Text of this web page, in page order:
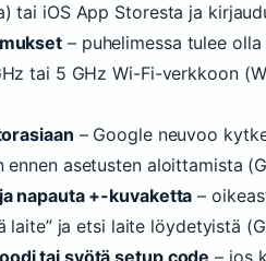
tai iOS App Storesta ja
– puhelimessa tulee
tai 5 GHz Wi-Fi-verkkoon
– Google neuvoo
ennen asetusten aloittamista
napauta +-kuvaketta –
laite” ja etsi laite löydetyistä